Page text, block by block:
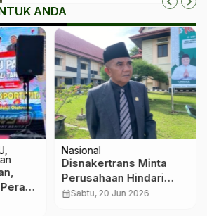
ANDA
Nasional
Disnakertrans Minta
Perusahaan Hindari
Praktik Rekrutmen Jalur
calendar_monthSabtu, 20 Jun 2026